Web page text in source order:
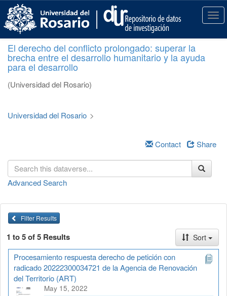
p
T
o
g
t
El derecho del conflicto prolongado: superar la
brecha entre el desarrollo humanitario y la ayuda
para el desarrollo
(Universidad del Rosario)
Universidad del Rosario >
Contact Share
Advanced Search
Filter Results
1 to 5 of 5 Results Sort
Procesamiento respuesta derecho de petición con
radicado 20222300034721 de la Agencia de Renovación
del Territorio (ART)
May 15, 2022